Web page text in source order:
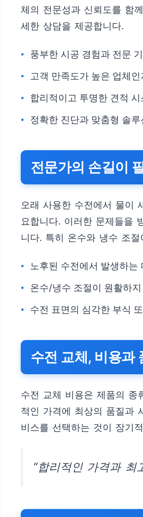
체의 전문성과 신뢰도를 함
세한 상담을 제공합니다.
풍부한 시공 경험과 전문
고객 만족도가 높은 업체
합리적이고 투명한 견적
정확한 진단과 맞춤형 솔루
전문가의 손길이
오래 사용한 수전에서 물이
요합니다. 이러한 문제들을
니다. 특히 온수와 냉수 조
노후된 수전에서 발생하는
온수/냉수 조절이 원활하
수전 표면의 심각한 부식
수전 교체, 비용과
수전 교체 비용은 제품의 종
적인 가격에 최상의 품질과
비스를 선택하는 것이 장기
“합리적인 가격과